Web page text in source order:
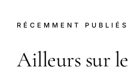
RÉCEMMENT PUBLIÉS
Ailleurs sur le